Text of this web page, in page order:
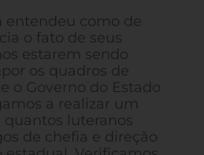
entendeu como de
o fato de seus
estarem sendo
os quadros de
o Governo do Estado
a realizar um
luteranos
de chefia e direção